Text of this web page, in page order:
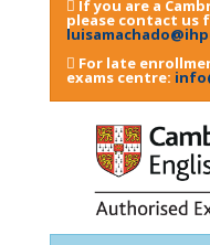
If you are a
please contact
For late
exams centre: